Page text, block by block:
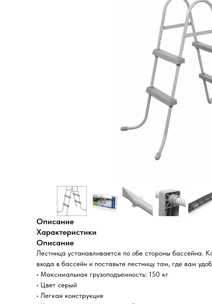
Описание
Характеристики
Описание
Лестница устанавливается по обе стороны бассейна.
входа в бассейн и поставьте лестницу там, где вам
• Максимальная грузоподъемность: 150 кг
• Цвет серый
• Легкая конструкция